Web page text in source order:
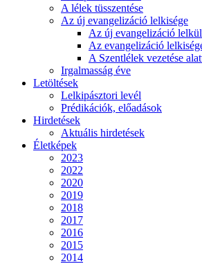
A lélek tüsszentése
Az új evangelizáció lelkisége
Az új evangelizáció
Az evangelizáció
A Szentlélek vezetése
Irgalmasság éve
Letöltések
Lelkipásztori levél
Prédikációk, előadások
Hirdetések
Aktuális hirdetések
Életképek
2023
2022
2020
2019
2018
2017
2016
2015
2014